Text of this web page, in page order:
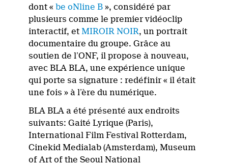
dont «be oNline B », considéré par
plusieurs comme le premier vidéoclip
interactif, etMIROIR NOIR, un portrait
documentaire du groupe. Grâce au
soutien de l’ONF, il propose à nouveau,
avec BLA BLA, une expérience unique
qui porte sa signature : redéfinir « il était
une fois » à l’ère du numérique.
BLA BLA a été présenté aux endroits
suivants: Gaité Lyrique (Paris),
International Film Festival Rotterdam,
Cinekid Medialab (Amsterdam), Museum
of Art of the Seoul National